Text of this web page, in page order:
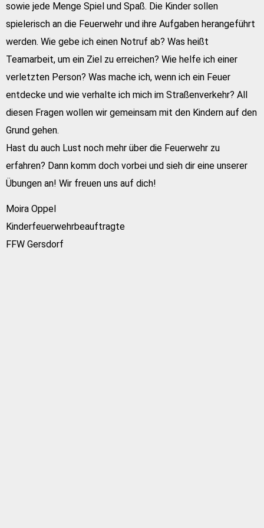
sowie jede Menge Spiel und Spaß. Die Kinder sollen
spielerisch an die Feuerwehr und ihre Aufgaben herangeführt
werden. Wie gebe ich einen Notruf ab? Was heißt
Teamarbeit, um ein Ziel zu erreichen? Wie helfe ich einer
verletzten Person? Was mache ich, wenn ich ein Feuer
entdecke und wie verhalte ich mich im Straßenverkehr? All
diesen Fragen wollen wir gemeinsam mit den Kindern auf den
Grund gehen.
Hast du auch Lust noch mehr über die Feuerwehr zu
erfahren? Dann komm doch vorbei und sieh dir eine unserer
Übungen an! Wir freuen uns auf dich!
Moira Oppel
Kinderfeuerwehrbeauftragte
FFW Gersdorf